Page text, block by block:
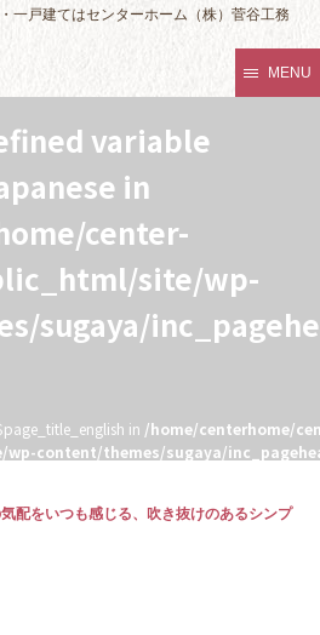
一戸建てはセンターホーム（株）菅谷工務
MENU
variable
in
center-
site/wp-
sugaya/
in /home/centerhome/
content/themes/sugaya/
配をいつも感じる、吹き抜けのあるシンプ